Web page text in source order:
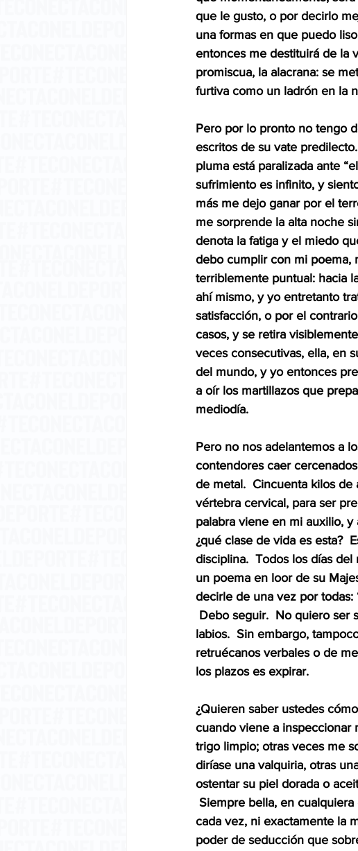
que le gusto, o por decirlo
una formas en que puedo
entonces me destituirá de la
promiscua, la alacrana: se
furtiva como un ladrón en la
Pero por lo pronto no tengo
escritos de su vate
pluma está paralizada ante
sufrimiento es infinito, y
más me dejo ganar por el
me sorprende la alta noche
denota la fatiga y el miedo
debo cumplir con mi poema,
terriblemente puntual: hacia
ahí mismo, y yo entretanto
satisfacción, o por el
casos, y se retira
veces consecutivas, ella, en
del mundo, y yo entonces
a oír los martillazos que
mediodía.
Pero no nos adelantemos a
contendores caer
de metal.  Cincuenta kilos
vértebra cervical, para ser
palabra viene en mi auxilio, y
¿qué clase de vida es esta?
disciplina.  Todos los días
un poema en loor de su
decirle de una vez por todas:
Debo seguir.  No quiero ser
labios.  Sin embargo,
retruécanos verbales o de
los plazos es expirar.
¿Quieren saber ustedes
cuando viene a inspeccionar
trigo limpio; otras veces me
diríase una valquiria, otras
ostentar su piel dorada o
Siempre bella, en cualquiera
cada vez, ni exactamente la
poder de seducción que